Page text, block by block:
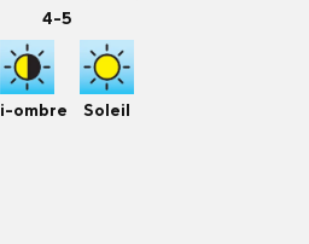
4-5
ombre Soleil